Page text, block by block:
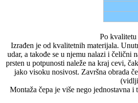
Po kvalitetu
Izrađen je od kvalitetnih materijala.
udar, a takođe se u njemu nalazi i čelični
prsten u potpunosti naleže na kraj cevi,
jako visoku nosivost. Završna obrada
Montaža čepa je više nego jednostavna